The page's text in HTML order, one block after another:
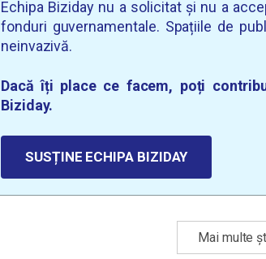
Echipa Biziday nu a solicitat și nu a
fonduri guvernamentale. Spațiile de
neinvazivă.
Dacă îți place ce facem, poți
Biziday.
SUSȚINE ECHIPA BIZIDAY
Mai multe